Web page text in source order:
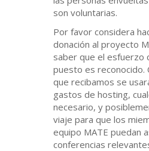
son voluntarias.
Por favor considera
donación al proyecto
saber que el esfuerzo
puesto es reconocido.
que recibamos se
gastos de hosting,
necesario, y
viaje para que los
equipo MATE puedan
conferencias